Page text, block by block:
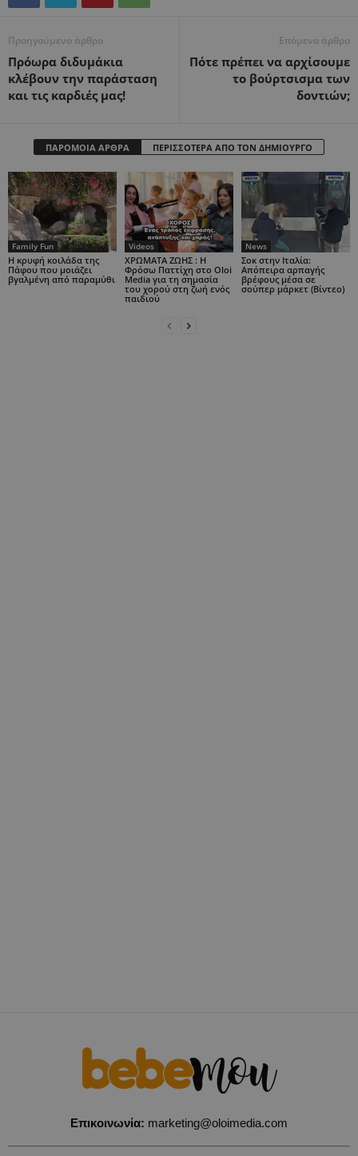
Προηγούμενο άρθρο
Πρόωρα διδυμάκια
κλέβουν την παράσταση
και τις καρδιές μας!
Επόμενο άρθρο
Πότε πρέπει να αρχίσουμε
το βούρτσισμα των
δοντιών;
ΠΑΡΟΜΟΙΑ ΑΡΘΡΑ ΠΕΡΙΣΣΟΤΕΡΑ ΑΠΟ ΤΟΝ ΔΗΜΙΟΥΡΓΟ
Family Fun
Η κρυφή κοιλάδα της
Πάφου που μοιάζει
βγαλμένη από παραμύθι
Videos
ΧΡΩΜΑΤΑ ΖΩΗΣ : Η
Φρόσω Παττίχη στο Oloi
Media για τη σημασία
του χορού στη ζωή ενός
παιδιού
News
Σοκ στην Ιταλία:
Απόπειρα αρπαγής
βρέφους μέσα σε
σούπερ μάρκετ (Βίντεο)
Επικοινωνία: marketing@oloimedia.com